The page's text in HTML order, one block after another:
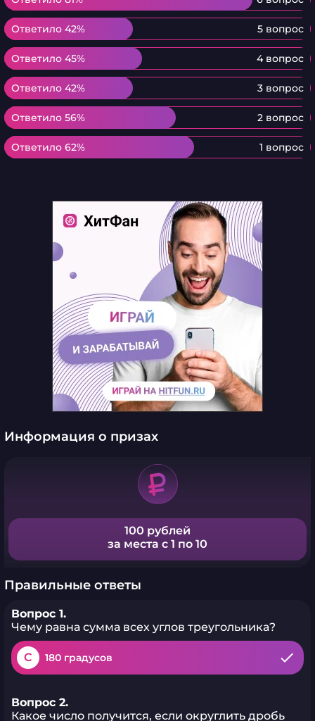
Ответило 42% 5 вопрос
Ответило 42%
Ответило 45% 4 вопрос
Ответило 45%
Ответило 42% 3 вопрос
Ответило 42%
Ответило 56% 2 вопрос
Ответило 56%
Ответило 62% 1 вопрос
Ответило 62%
Информация о призах
100 рублей
за места с 1 по 10
Правильные ответы
Вопрос 1.
Чему равна сумма всех углов треугольника?
C 180 градусов
Вопрос 2.
Какое число получится, если округлить дробь